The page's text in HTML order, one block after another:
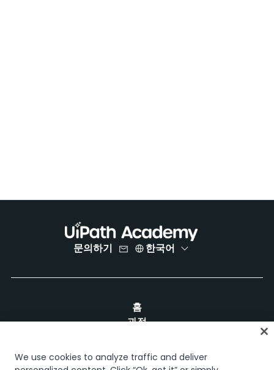
문의하기 한국어
홈
과정
경력 경로
인증
We use cookies to analyze traffic and deliver